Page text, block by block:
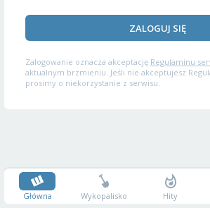
ZALOGUJ SIĘ
Zalogowanie oznacza akceptację Regulaminu
aktualnym brzmieniu. Jeśli nie akceptujesz
prosimy o niekorzystanie z serwisu.
Główna Wykopalisko Hity